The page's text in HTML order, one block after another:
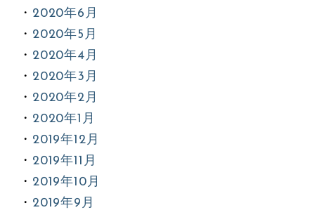
2020年6月
2020年5月
2020年4月
2020年3月
2020年2月
2020年1月
2019年12月
2019年11月
2019年10月
2019年9月